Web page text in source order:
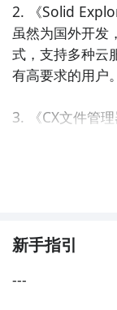
2. 《Solid
虽然为国外开发
式，支持多种云
有高要求的用户。
3. 《CX文件管
问，具有快速
功能全面，支持
用。
新手指引
---